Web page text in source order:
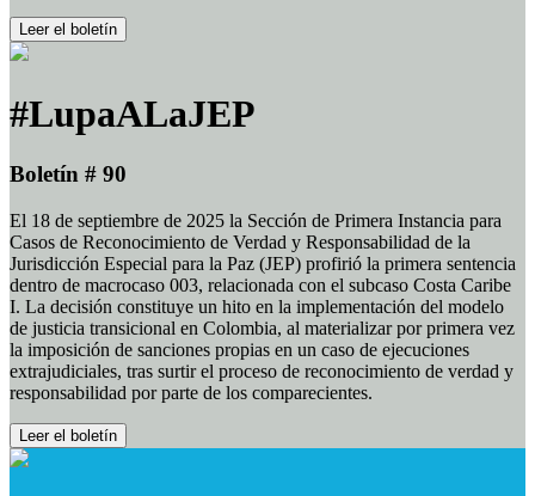
Leer el boletín
#LupaALaJEP
Boletín # 90
El 18 de septiembre de 2025 la Sección de Primera Instancia para
Casos de Reconocimiento de Verdad y Responsabilidad de la
Jurisdicción Especial para la Paz (JEP) profirió la primera sentencia
dentro de macrocaso 003, relacionada con el subcaso Costa Caribe
I. La decisión constituye un hito en la implementación del modelo
de justicia transicional en Colombia, al materializar por primera vez
la imposición de sanciones propias en un caso de ejecuciones
extrajudiciales, tras surtir el proceso de reconocimiento de verdad y
responsabilidad por parte de los comparecientes.
Leer el boletín